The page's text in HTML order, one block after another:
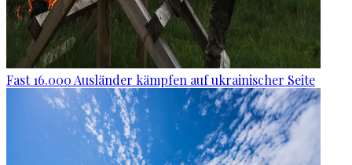
Fast 16.000 Ausländer kämpfen auf ukrainischer Seite